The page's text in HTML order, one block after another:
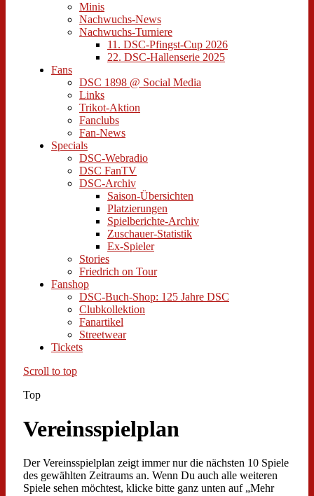
Minis
Nachwuchs-News
Nachwuchs-Turniere
11. DSC-Pfingst-Cup 2026
22. DSC-Hallenserie 2025
Fans
DSC 1898 @ Social Media
Links
Trikot-Aktion
Fanclubs
Fan-News
Specials
DSC-Webradio
DSC FanTV
DSC-Archiv
Saison-Übersichten
Platzierungen
Spielberichte-Archiv
Zuschauer-Statistik
Ex-Spieler
Stories
Friedrich on Tour
Fanshop
DSC-Buch-Shop: 125 Jahre DSC
Clubkollektion
Fanartikel
Streetwear
Tickets
Scroll to top
Top
Vereinsspielplan
Der Vereinsspielplan zeigt immer nur die nächsten 10 Spiele
des gewählten Zeitraums an. Wenn Du auch alle weiteren
Spiele sehen möchtest, klicke bitte ganz unten auf „Mehr